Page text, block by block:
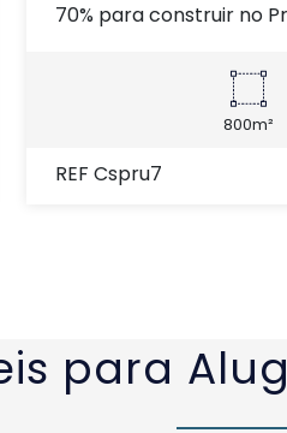
70% para construir no
800m²
REF Cspru7
para